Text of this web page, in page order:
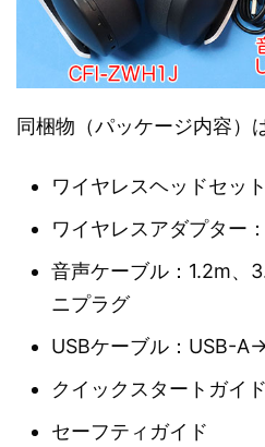
同梱物（パッケージ内容）
ワイヤレスヘッドセッ
ワイヤレスアダプター
音声ケーブル：1.2m、
ニプラグ
USBケーブル：USB-
クイックスタートガイド
セーフティガイド